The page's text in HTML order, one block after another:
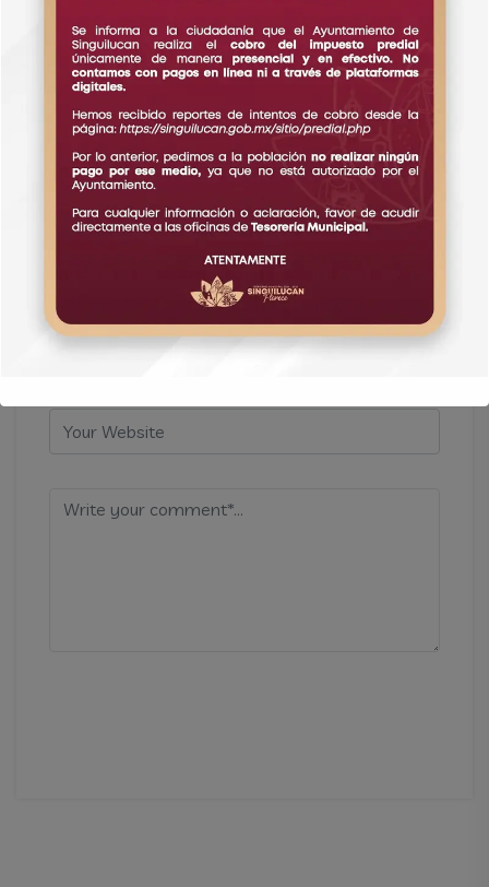
leave a comment
Name
Email
Save my name, email, and website in this
browser for the next time I comment.
Website
Comment